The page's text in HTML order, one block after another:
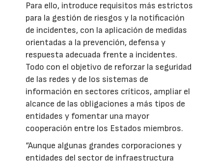
Para ello, introduce requisitos más estrictos
para la gestión de riesgos y la notificación
de incidentes, con la aplicación de medidas
orientadas a la prevención, defensa y
respuesta adecuada frente a incidentes.
Todo con el objetivo de reforzar la seguridad
de las redes y de los sistemas de
información en sectores críticos, ampliar el
alcance de las obligaciones a más tipos de
entidades y fomentar una mayor
cooperación entre los Estados miembros.
“Aunque algunas grandes corporaciones y
entidades del sector de infraestructura